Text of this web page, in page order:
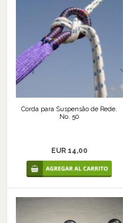
Corda para Suspensão de Rede.
No. 50
EUR 14,00